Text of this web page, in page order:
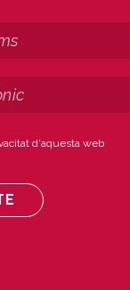
d'aquesta web